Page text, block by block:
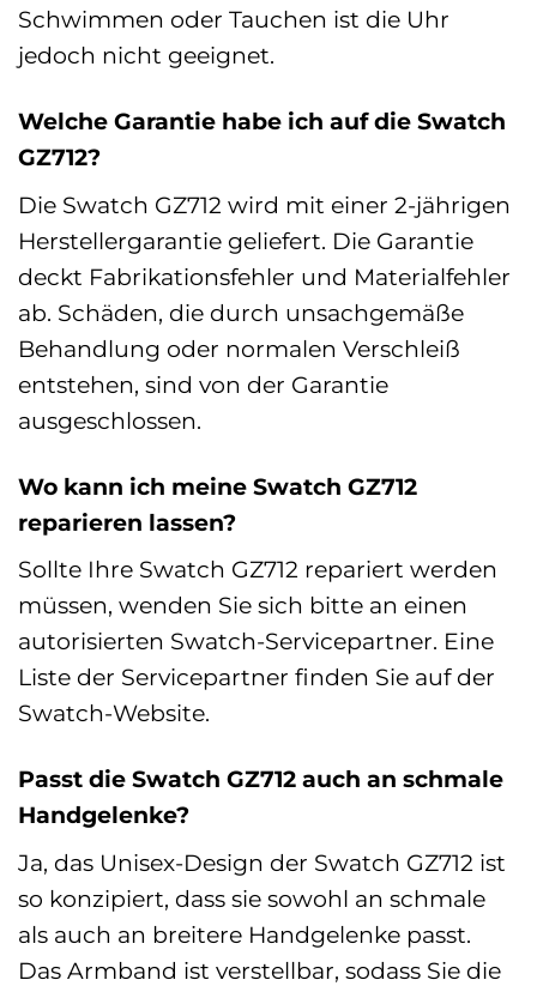
Schwimmen oder Tauchen ist die Uhr
jedoch nicht geeignet.
Welche Garantie habe ich auf die Swatch
GZ712?
Die Swatch GZ712 wird mit einer 2-jährigen
Herstellergarantie geliefert. Die Garantie
deckt Fabrikationsfehler und Materialfehler
ab. Schäden, die durch unsachgemäße
Behandlung oder normalen Verschleiß
entstehen, sind von der Garantie
ausgeschlossen.
Wo kann ich meine Swatch GZ712
reparieren lassen?
Sollte Ihre Swatch GZ712 repariert werden
müssen, wenden Sie sich bitte an einen
autorisierten Swatch-Servicepartner. Eine
Liste der Servicepartner finden Sie auf der
Swatch-Website.
Passt die Swatch GZ712 auch an schmale
Handgelenke?
Ja, das Unisex-Design der Swatch GZ712 ist
so konzipiert, dass sie sowohl an schmale
als auch an breitere Handgelenke passt.
Das Armband ist verstellbar, sodass Sie die